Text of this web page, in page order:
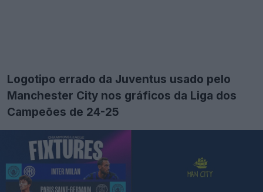
Logotipo errado da Juventus usado pelo
Manchester City nos gráficos da Liga dos
Campeões de 24-25